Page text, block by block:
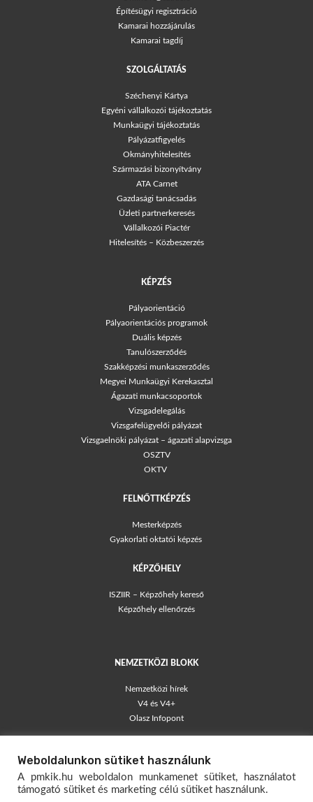
Építésügyi regisztráció
Kamarai hozzájárulás
Kamarai tagdíj
SZOLGÁLTATÁS
Széchenyi Kártya
Egyéni vállalkozói tájékoztatás
Munkaügyi tájékoztatás
Pályázatfigyelés
Okmányhitelesítés
Származási bizonyítvány
ATA Carnet
Gazdasági tanácsadás
Üzleti partnerkeresés
Vállalkozói Piactér
Hitelesítés – Közbeszerzés
KÉPZÉS
Pályaorientáció
Pályaorientációs programok
Duális képzés
Tanulószerződés
Szakképzési munkaszerződés
Megyei Munkaügyi Kerekasztal
Ágazati munkacsoportok
Vizsgadelegálás
Vizsgafelügyelői pályázat
Vizsgaelnöki pályázat – ágazati alapvizsga
OSZTV
OKTV
FELNŐTTKÉPZÉS
Mesterképzés
Gyakorlati oktatói képzés
KÉPZŐHELY
ISZIIR – Képzőhely kereső
Képzőhely ellenőrzés
NEMZETKÖZI BLOKK
Nemzetközi hírek
V4 és V4+
Olasz Infopont
Blog – egyéni vállalkozók
Társas Vállalkozói Kisokos
Weboldalunkon sütiket használunk
A pmkik.hu weboldalon munkamenet sütiket, használatot
támogató sütiket és marketing célú sütiket használunk.